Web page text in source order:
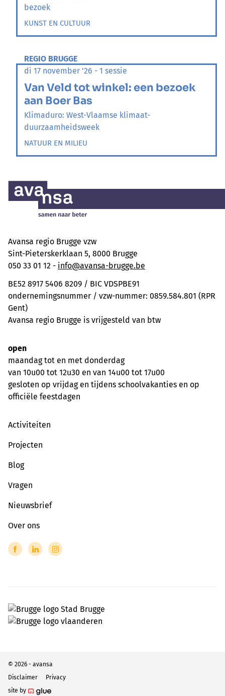
bezoek
KUNST EN CULTUUR
REGIO BRUGGE
di 17 november '26 - 1 sessie
Van Veld tot winkel: een bezoek
aan Boer Bas
Klimaduro: West-Vlaamse klimaat-
duurzaamheidsweek
NATUUR EN MILIEU
Avansa regio Brugge vzw
Sint-Pieterskerklaan 5, 8000 Brugge
050 33 01 12 - info@avansa-brugge.be
BE52 8917 5406 8209 / BIC VDSPBE91
ondernemingsnummer / vzw-nummer: 0859.584.801 (RPR
Gent)
Avansa regio Brugge is vrijgesteld van btw
open
maandag tot en met donderdag
van 10u00 tot 12u30 en van 14u00 tot 17u00
gesloten op vrijdag en tijdens schoolvakanties en op
officiële feestdagen
Activiteiten
Projecten
Blog
Vragen
Nieuwsbrief
Over ons
© 2026 - avansa
Disclaimer
Privacy
site by